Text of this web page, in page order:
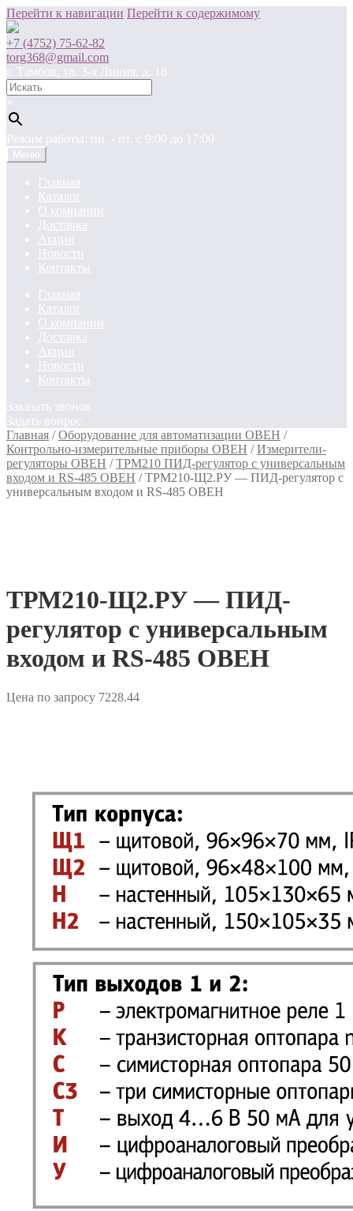
Перейти к навигации Перейти к содержимому
+7 (4752) 75-62-82
torg368@gmail.com
г. Тамбов, ул. 3-я Линия, д. 18
×
Режим работы: пн. - пт. c 9:00 до 17:00
Меню
Главная
Каталог
О компании
Доставка
Акции
Новости
Контакты
Главная
Каталог
О компании
Доставка
Акции
Новости
Контакты
Заказать звонок
Задать вопрос
Главная /Оборудование для автоматизации ОВЕН /
Контрольно-измерительные приборы ОВЕН /Измерители-
регуляторы ОВЕН /ТРМ210 ПИД-регулятор с универсальным
входом и RS-485 ОВЕН /ТРМ210-Щ2.РУ — ПИД-регулятор с
универсальным входом и RS-485 ОВЕН
ТРМ210-Щ2.РУ — ПИД-
регулятор с универсальным
входом и RS-485 ОВЕН
Цена по запросу 7228.44